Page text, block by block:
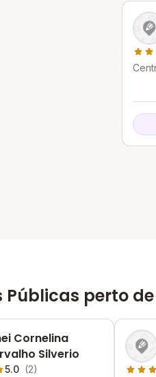
Públicas perto
Cornelina
Silverio
5.0 (2)